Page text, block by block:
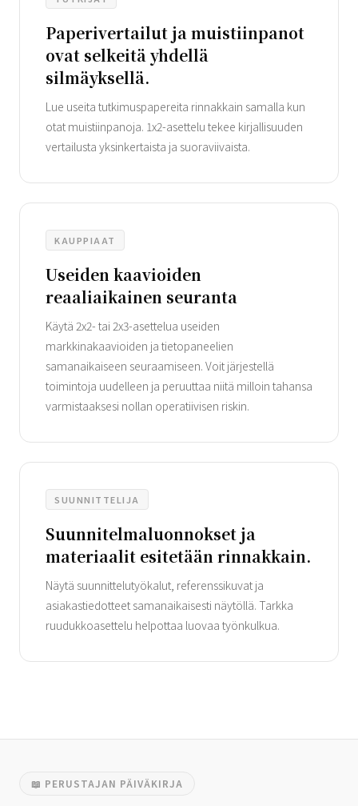
Paperivertailut ja muistiinpanot
ovat selkeitä yhdellä
silmäyksellä.
Lue useita tutkimuspapereita rinnakkain samalla kun
otat muistiinpanoja. 1x2-asettelu tekee kirjallisuuden
vertailusta yksinkertaista ja suoraviivaista.
KAUPPIAAT
Useiden kaavioiden
reaaliaikainen seuranta
Käytä 2x2- tai 2x3-asettelua useiden
markkinakaavioiden ja tietopaneelien
samanaikaiseen seuraamiseen. Voit järjestellä
toimintoja uudelleen ja peruuttaa niitä milloin tahansa
varmistaaksesi nollan operatiivisen riskin.
SUUNNITTELIJA
Suunnitelmaluonnokset ja
materiaalit esitetään rinnakkain.
Näytä suunnittelutyökalut, referenssikuvat ja
asiakastiedotteet samanaikaisesti näytöllä. Tarkka
ruudukkoasettelu helpottaa luovaa työnkulkua.
📖 PERUSTAJAN PÄIVÄKIRJA